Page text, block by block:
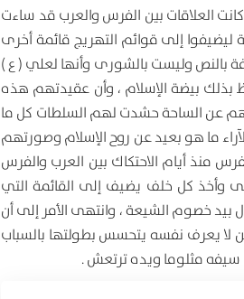
العلاقات بين الفرس والعرب قد ساءت
ليضيفوا إلى قوائم التهريج قائمة أخرى
بالنص وليست بالشورى وأنها لعلي ( ع )
بيضة الإسلام ، وأن عقيدتهم هذه
عن الساحة حشدت لهم السلطات كل ما
ما هو بعيد عن روح الإسلام وصورتهم
منذ أيام الاحتكاك بين العرب والفرس
وأخذ كل خلف يضيف إلى القائمة التي
بيد خصوم الشيعة ، وانتهى الأمر إلى أن
لا يعرف نفسه يتحسس بطولتها بالسباب
سيفه مثلوما ويده ترتعش .